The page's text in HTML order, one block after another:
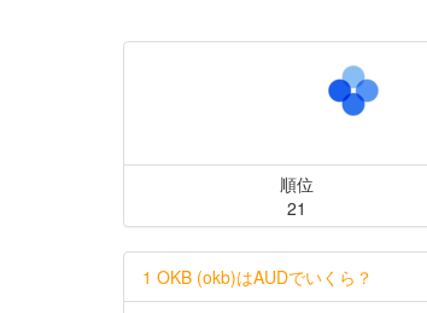
順位
21
1 OKB (okb)はAUDでいくら？